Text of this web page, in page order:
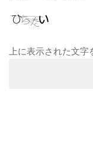
上に表示された文字